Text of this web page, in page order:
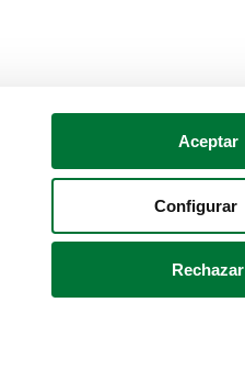
Aceptar
Configurar
Rechazar